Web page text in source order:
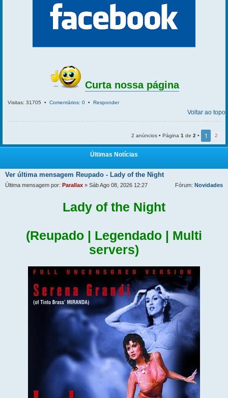
Curta nossa página
Visitas: 31705 • Comentários: 0 • Responder
Voltar ao topo
2 anúncios • Página 1 de 2 • 1 2
Últimas Notícias
Ver última mensagem Reupado - Lady of the Night
Última mensagem por: Parallax » Sáb Ago 08, 2026 12:27 Fórum: Novidades
Lady of the Night
(Reupado | Legendado | Multi
servers)